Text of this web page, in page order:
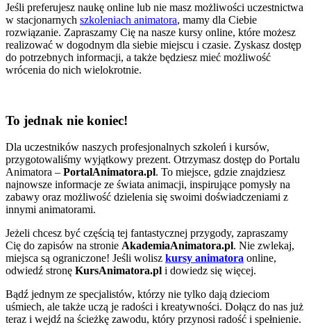
Jeśli preferujesz naukę online lub nie masz możliwości uczestnictwa
w stacjonarnych szkoleniach animatora, mamy dla Ciebie
rozwiązanie. Zapraszamy Cię na nasze kursy online, które możesz
realizować w dogodnym dla siebie miejscu i czasie. Zyskasz dostęp
do potrzebnych informacji, a także będziesz mieć możliwość
wrócenia do nich wielokrotnie.
To jednak nie koniec!
Dla uczestników naszych profesjonalnych szkoleń i kursów,
przygotowaliśmy wyjątkowy prezent. Otrzymasz dostęp do Portalu
Animatora – PortalAnimatora.pl. To miejsce, gdzie znajdziesz
najnowsze informacje ze świata animacji, inspirujące pomysły na
zabawy oraz możliwość dzielenia się swoimi doświadczeniami z
innymi animatorami.
Jeżeli chcesz być częścią tej fantastycznej przygody, zapraszamy
Cię do zapisów na stronie AkademiaAnimatora.pl. Nie zwlekaj,
miejsca są ograniczone! Jeśli wolisz kursy animatora online,
odwiedź stronę KursAnimatora.pl i dowiedz się więcej.
Bądź jednym ze specjalistów, którzy nie tylko dają dzieciom
uśmiech, ale także uczą je radości i kreatywności. Dołącz do nas już
teraz i wejdź na ścieżkę zawodu, który przynosi radość i spełnienie.